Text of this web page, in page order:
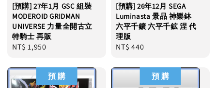
[預購] 27年1月 GSC 組裝
MODEROID GRIDMAN
UNIVERSE 力量全開古立
特騎士 再販
Regular
NT$ 1,950
[預購] 26年12月 SEGA
Luminasta 景品 神樂鉢
六平千鑛 六平千鉱 涅 代
理版
Regular
NT$ 440
預 購 預 購